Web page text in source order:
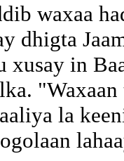
waxaa
dhigta
xusay in
"Waxaan
la